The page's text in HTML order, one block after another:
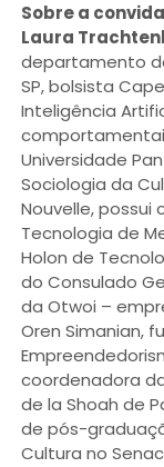
Sobre a
Laura
departamento
SP, bolsista
Inteligência
Universidade
Sociologia da
Nouvelle, possui
Tecnologia de
Holon de
do Consulado
da Otwoi –
Oren Simanian,
coordenadora
de la Shoah de
de pós-
Cultura no